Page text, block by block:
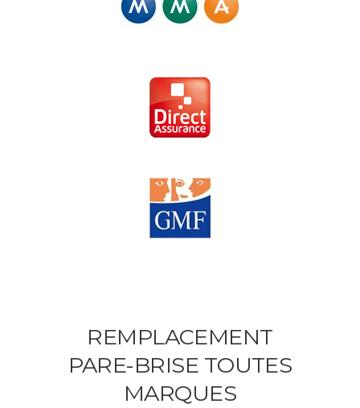
REMPLACEMENT
PARE-BRISE TOUTES
MARQUES